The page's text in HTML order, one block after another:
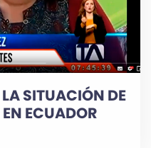
SITUACIÓN DE
ECUADOR